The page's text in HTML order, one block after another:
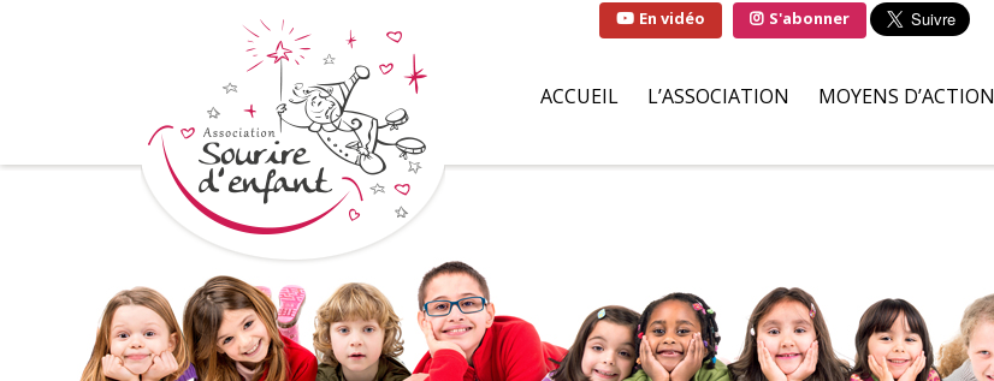
ACCUEIL L’ASSOCIATION
DEMANDES D’AIDES
MOYENS D’ACTION
S'abonner
En vidéo